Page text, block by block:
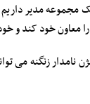
مجموعه مدیر
را معاون خود کند
نامدار زنگنه